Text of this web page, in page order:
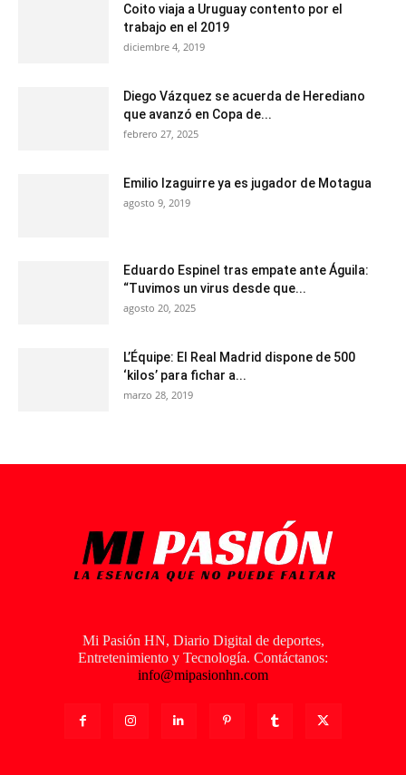
Coito viaja a Uruguay contento por el
trabajo en el 2019
diciembre 4, 2019
Diego Vázquez se acuerda de Herediano
que avanzó en Copa de...
febrero 27, 2025
Emilio Izaguirre ya es jugador de Motagua
agosto 9, 2019
Eduardo Espinel tras empate ante Águila:
“Tuvimos un virus desde que...
agosto 20, 2025
L’Équipe: El Real Madrid dispone de 500
‘kilos’ para fichar a...
marzo 28, 2019
Mi Pasión HN, Diario Digital de deportes,
Entretenimiento y Tecnología. Contáctanos:
info@mipasionhn.com